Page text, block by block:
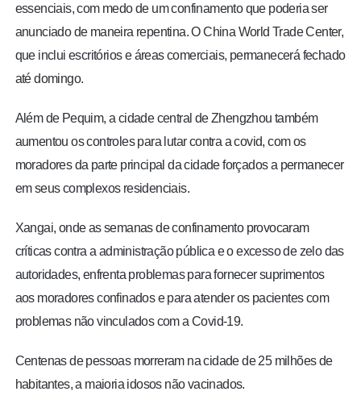
essenciais, com medo de um confinamento que poderia ser
anunciado de maneira repentina. O China World Trade Center,
que inclui escritórios e áreas comerciais, permanecerá fechado
até domingo.
Além de Pequim, a cidade central de Zhengzhou também
aumentou os controles para lutar contra a covid, com os
moradores da parte principal da cidade forçados a permanecer
em seus complexos residenciais.
Xangai, onde as semanas de confinamento provocaram
críticas contra a administração pública e o excesso de zelo das
autoridades, enfrenta problemas para fornecer suprimentos
aos moradores confinados e para atender os pacientes com
problemas não vinculados com a Covid-19.
Centenas de pessoas morreram na cidade de 25 milhões de
habitantes, a maioria idosos não vacinados.